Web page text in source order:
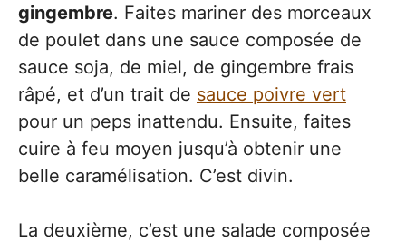
gingembre. Faites mariner des morceaux
de poulet dans une sauce composée de
sauce soja, de miel, de gingembre frais
râpé, et d’un trait de sauce poivre vert
pour un peps inattendu. Ensuite, faites
cuire à feu moyen jusqu’à obtenir une
belle caramélisation. C’est divin.
La deuxième, c’est une salade composée